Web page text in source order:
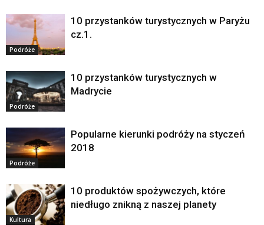
Podróże
10 przystanków turystycznych w Paryżu
cz.1.
Podróże
10 przystanków turystycznych w
Madrycie
Podróże
Popularne kierunki podróży na styczeń
2018
Kultura
10 produktów spożywczych, które
niedługo znikną z naszej planety